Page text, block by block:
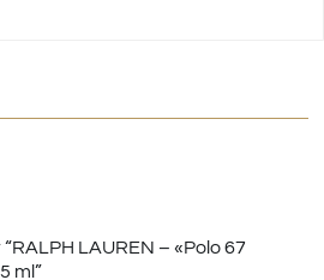
LAUREN – «Polo 67
ml”